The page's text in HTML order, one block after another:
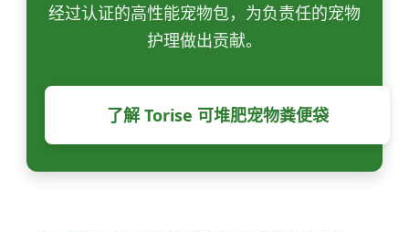
经过认证的高性能宠物包，为负责任的宠物
护理做出贡献。
了解 Torise 可堆肥宠物粪便袋